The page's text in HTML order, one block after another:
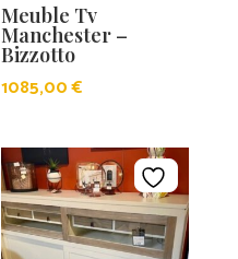
Meuble Tv
Manchester –
Bizzotto
1085,00€